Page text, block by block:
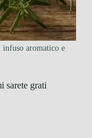
infuso aromatico e
sarete grati